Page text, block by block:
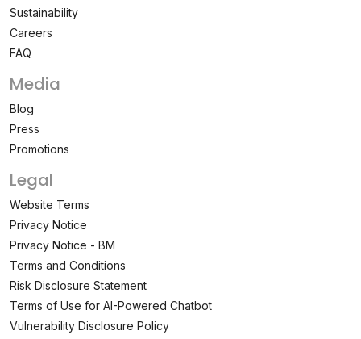
Sustainability
Careers
FAQ
Media
Blog
Press
Promotions
Legal
Website Terms
Privacy Notice
Privacy Notice - BM
Terms and Conditions
Risk Disclosure Statement
Terms of Use for AI-Powered Chatbot
Vulnerability Disclosure Policy